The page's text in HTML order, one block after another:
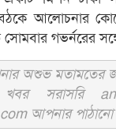
আলোচনার
গভর্নরের
অশুভ মতামতের
সরাসরি
আপনার পাঠানো